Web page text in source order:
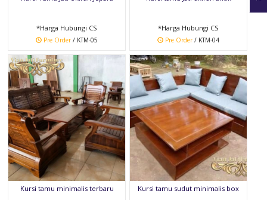
*Harga Hubungi CS
Pre Order/ KTM-05
*Harga Hubungi CS
Pre Order/ KTM-04
Kursi tamu minimalis terbaru Kursi tamu sudut minimalis box